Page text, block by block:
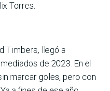
Torres.
Timbers, llegó a
de 2023. En el
marcar goles, pero con